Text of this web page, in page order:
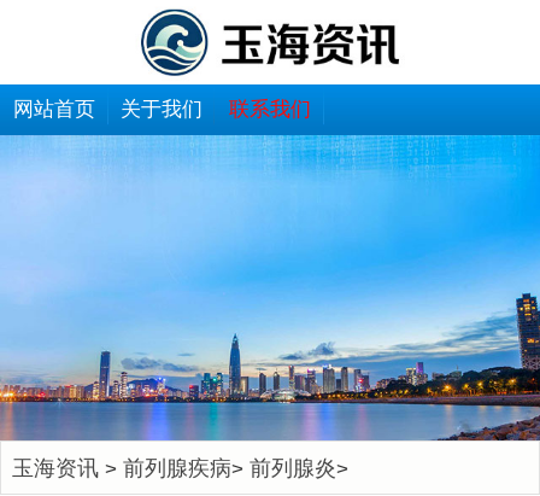
网站首页 关于我们 联系我们
玉海资讯> 前列腺疾病> 前列腺炎>